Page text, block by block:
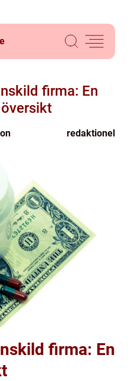
firma: En
redaktionel
firma: En